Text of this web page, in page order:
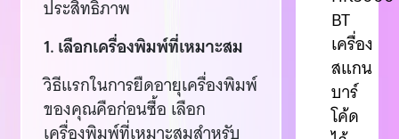
ประสิทธิภาพ
1. เลือกเครื่องพิมพ์ที่เหมาะสม
วิธีแรกในการยืดอายุเครื่องพิมพ์
ของคุณคือก่อนซื้อ เลือก
BT
เครื่อง
สแกน
บาร์
โค้ด